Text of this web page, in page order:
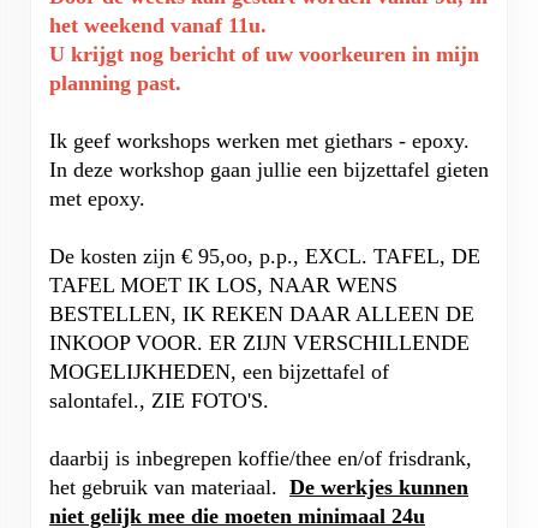
het weekend vanaf 11u.
U krijgt nog bericht of uw voorkeuren in mijn
planning past.
Ik geef workshops werken met giethars - epoxy.
In deze workshop gaan jullie een bijzettafel gieten
met epoxy.
De kosten zijn € 95,oo, p.p., EXCL. TAFEL, DE
TAFEL MOET IK LOS, NAAR WENS
BESTELLEN, IK REKEN DAAR ALLEEN DE
INKOOP VOOR. ER ZIJN VERSCHILLENDE
MOGELIJKHEDEN, een bijzettafel of
salontafel., ZIE FOTO'S.
daarbij is inbegrepen koffie/thee en/of frisdrank,
het gebruik van materiaal. De werkjes kunnen
niet gelijk mee die moeten minimaal 24u